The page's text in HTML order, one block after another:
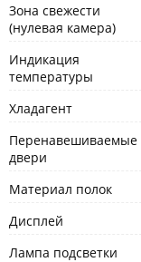
Зона свежести
(нулевая камера)
Индикация
температуры
Хладагент
Перенавешиваемые
двери
Материал полок
Дисплей
Лампа подсветки